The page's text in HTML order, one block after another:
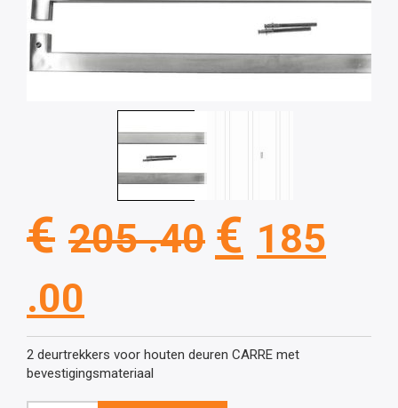
€ 205 .40
was:
€ 185
.00
prijs
2 deurtrekkers voor houten deuren CARRE met
bevestigingsmateriaal